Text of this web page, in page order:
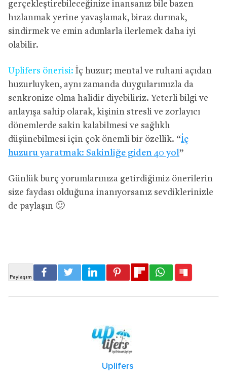
gerçekleştirebileceğinize inansanız bile bazen
hızlanmak yerine yavaşlamak, biraz durmak,
sindirmek ve emin adımlarla ilerlemek daha iyi
olabilir.
Uplifers önerisi: İç huzur; mental ve ruhani açıdan
huzurluyken, aynı zamanda duygularımızla da
senkronize olma halidir diyebiliriz. Yeterli bilgi ve
anlayışa sahip olarak, kişinin stresli ve zorlayıcı
dönemlerde sakin kalabilmesi ve sağlıklı
düşünebilmesi için çok önemli bir özellik. “İç
huzuru yaratmak: Sakinliğe giden 40 yol”
Günlük burç yorumlarınıza getirdiğimiz önerilerin
size faydası olduğuna inanıyorsanız sevdiklerinizle
de paylaşın 🙂
Uplifers